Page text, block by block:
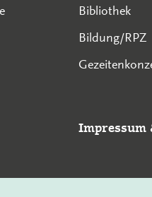
Bibliothek
Bildung/RPZ
Impressum